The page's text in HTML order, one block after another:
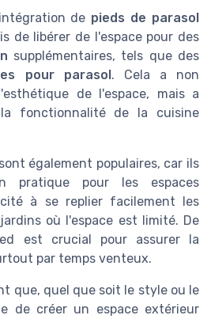
de pieds de parasol
de libérer de l'espace pour des
supplémentaires, tels que des
pour parasol. Cela a non
de l'espace, mais a
fonctionnalité de la cuisine
sont également populaires, car ils
pratique pour les espaces
à se replier facilement les
où l'espace est limité. De
est crucial pour assurer la
par temps venteux.
que, quel que soit le style ou le
de créer un espace extérieur